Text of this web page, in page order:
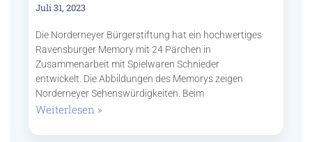
Juli 31, 2023
Die Norderneyer Bürgerstiftung hat ein hochwertiges
Ravensburger Memory mit 24 Pärchen in
Zusammenarbeit mit Spielwaren Schnieder
entwickelt. Die Abbildungen des Memorys zeigen
Norderneyer Sehenswürdigkeiten. Beim
Weiterlesen »